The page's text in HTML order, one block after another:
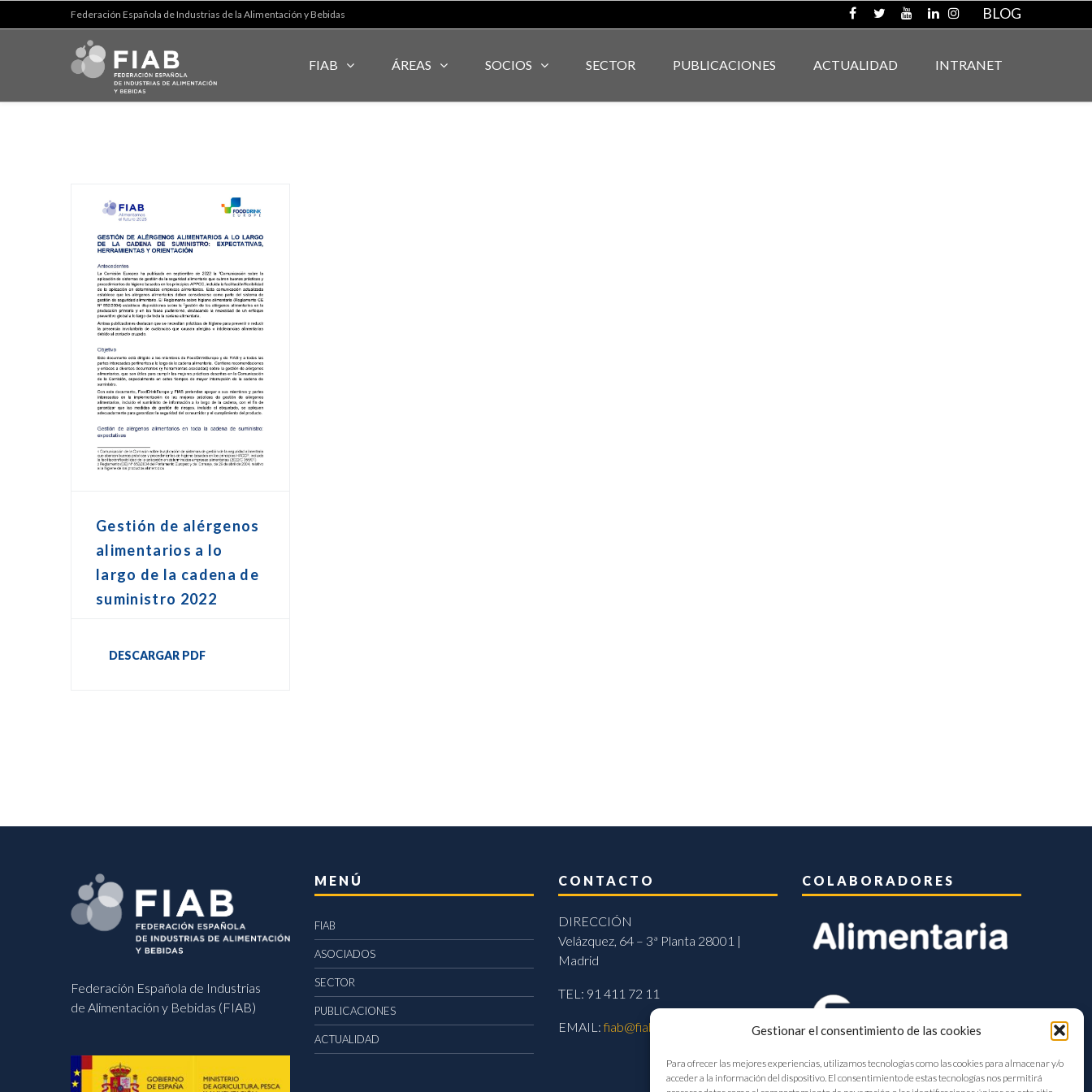
Gestionar el consentimiento de las cookies
Para ofrecer las mejores experiencias, utilizamos tecnologías como las cookies para almacenar y/o
acceder a la información del dispositivo. El consentimiento de estas tecnologías nos permitirá
Federación Española de Industrias de la Alimentación y Bebidas BLOG
FIAB ÁREAS SOCIOS SECTOR PUBLICACIONES ACTUALIDAD INTRANET
Gestión de alérgenos
alimentarios a lo
largo de la cadena de
suministro 2022
DESCARGAR PDF
Federación Española de Industrias
de Alimentación y Bebidas (FIAB)
MENÚ
FIAB
ASOCIADOS
SECTOR
PUBLICACIONES
ACTUALIDAD
CONTACTO
DIRECCIÓN
Velázquez, 64 – 3ª Planta 28001 |
Madrid
TEL: 91 411 72 11
EMAIL:fiab@fiab.es
COLABORADORES